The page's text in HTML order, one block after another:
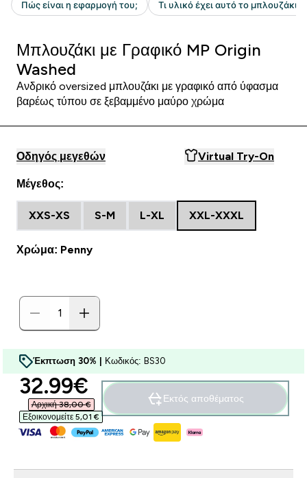
Μπλουζάκι με Γραφικό MP Origin
Washed
Ανδρικό oversized μπλουζάκι με γραφικό από ύφασμα
βαρέως τύπου σε ξεβαμμένο μαύρο χρώμα
Οδηγός μεγεθών Virtual Try-On
Μέγεθος:
XXS-XS S-M L-XL XXL-XXXL
Χρώμα: Penny
Έκπτωση 30% | Κωδικός: BS30
discounted price
32.99€‎
Αρχική 38,00 €‎
Εξοικονομείτε 5,01 €‎
Εκτός αποθέματος